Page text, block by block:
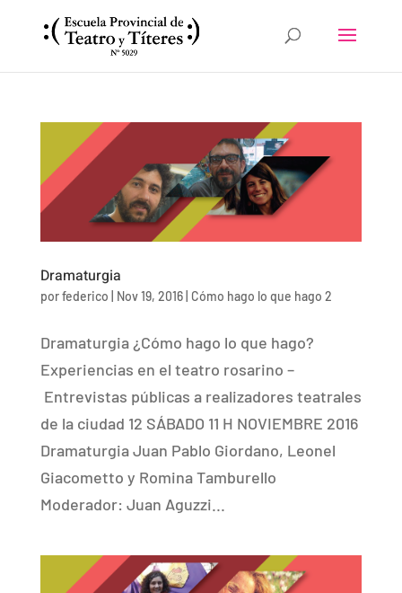
Dramaturgia
porfederico Nov 19, 2016| Cómo hago lo que hago 2
Dramaturgia ¿Cómo hago lo que hago?
Experiencias en el teatro rosarino –
Entrevistas públicas a realizadores teatrales
de la ciudad 12 SÁBADO 11 H NOVIEMBRE 2016
Dramaturgia Juan Pablo Giordano, Leonel
Giacometto y Romina Tamburello
Moderador: Juan Aguzzi...